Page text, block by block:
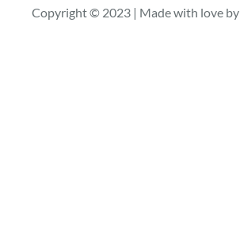
c
Copyright © 2023 | Made with love by